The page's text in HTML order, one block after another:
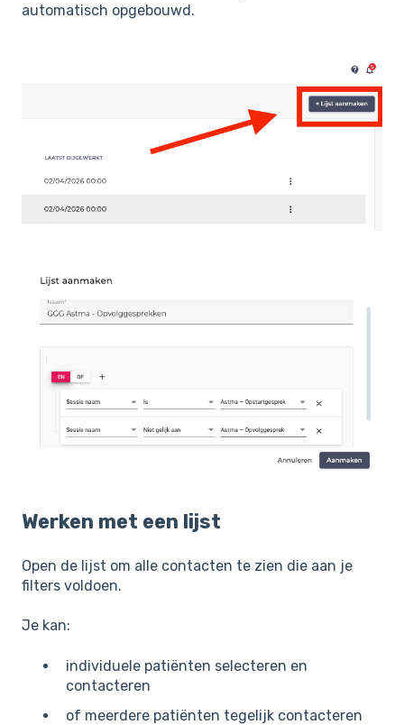
automatisch opgebouwd.
Werken met een lijst
Open de lijst om alle contacten te zien die aan je
filters voldoen.
Je kan:
individuele patiënten selecteren en
contacteren
of meerdere patiënten tegelijk contacteren